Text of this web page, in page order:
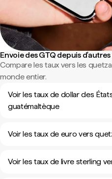
Envoie des GTQ depuis d'autres
Compare les taux vers les
monde entier.
Voir les taux de dollar des
guatémaltèque
Voir les taux de euro vers
Voir les taux de livre sterling